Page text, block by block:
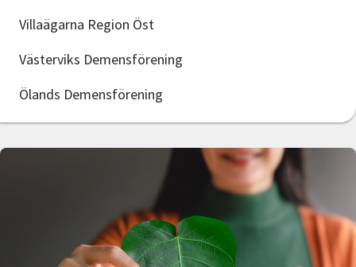
Villaägarna Region Öst
Västerviks Demensförening
Ölands Demensförening